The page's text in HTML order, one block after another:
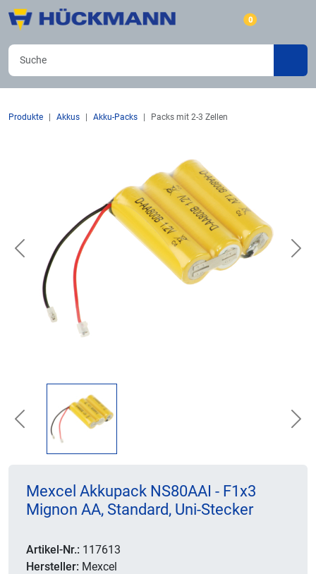
0
Produkte Akkus Akku-Packs Packs mit 2-3 Zellen
Previous
Previous
Mexcel Akkupack NS80AAI - F1x3
Mignon AA, Standard, Uni-Stecker
Artikel-Nr.: 117613
Hersteller: Mexcel